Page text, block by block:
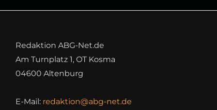
Redaktion ABG-Net.de
Am Turnplatz 1, OT Kosma
04600 Altenburg
E-Mail: redaktion@abg-net.de